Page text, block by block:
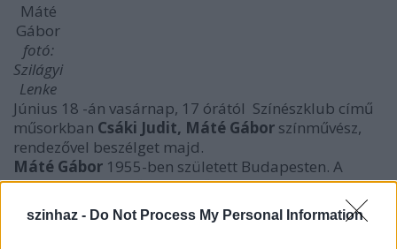
szinhaz - Do Not Process My Personal Information
Máté
Gábor
fotó:
Szilágyi
Lenke
Június 18 -án vasárnap, 17 órától Színészklub című
műsorkban Csáki Judit, Máté Gábor színművész,
rendezővel beszélget majd.
Máté Gábor 1955-ben született Budapesten. A
Színház és Filmművészeti Főiskolán 1980-ban végez,
majd a kaposvári Csiky GergelySzínházhoz szerződik,
ahol már a harmadik ott töltött év után lehetőséget